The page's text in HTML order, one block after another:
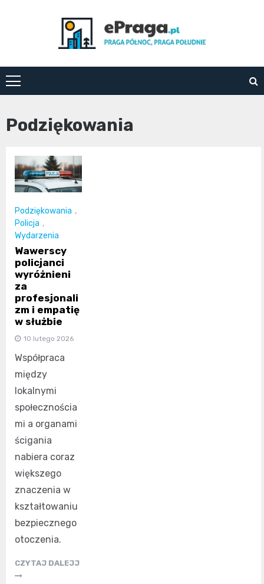
ePraga.pl
Podziękowania
Podziękowania ,
Policja ,
Wydarzenia
Wawerscy
policjanci
wyróżnieni
za
profesjonali
zm i empatię
w służbie
10 lutego 2026
Współpraca
między
lokalnymi
społecznościa
mi a organami
ścigania
nabiera coraz
większego
znaczenia w
kształtowaniu
bezpiecznego
otoczenia.
CZYTAJ DALEJJ